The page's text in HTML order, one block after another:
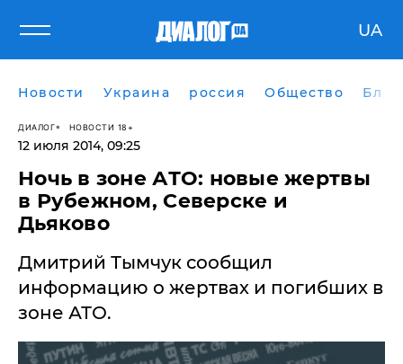
UA
Новости Украина россия Общество
ДИАЛОГ НОВОСТИ 18+
12 июля 2014, 09:25
Ночь в зоне АТО: новые жертвы
в Рубежном, Северске и
Дьяково
Дмитрий Тымчук сообщил
информацию о жертвах и погибших в
зоне АТО.